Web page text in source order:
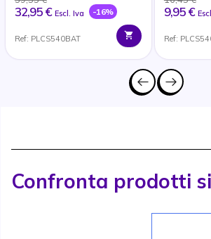
32,95 € Escl. Iva -16%
Ref: PLCS540BAT
9,95 €
Ref:
Confronta prodotti